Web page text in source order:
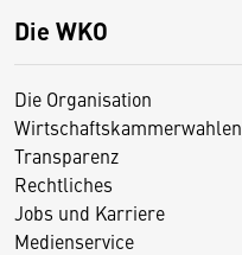
Die WKO
Die Organisation
Wirtschaftskammerwahlen
Transparenz
Rechtliches
Jobs und Karriere
Medienservice